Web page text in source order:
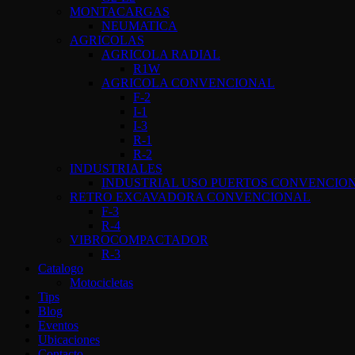
MONTACARGAS
NEUMATICA
AGRICOLAS
AGRICOLA RADIAL
R1W
AGRICOLA CONVENCIONAL
F-2
I-1
I-3
R-1
R-2
INDUSTRIALES
INDUSTRIAL USO PUERTOS
RETRO EXCAVADORA CONVENCIONAL
F-3
R-4
VIBROCOMPACTADOR
R-3
Catalogo
Motocicletas
Tips
Blog
Eventos
Ubicaciones